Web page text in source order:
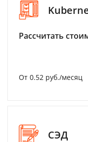
Рассчитать
От 0.52 руб./месяц
СЭД